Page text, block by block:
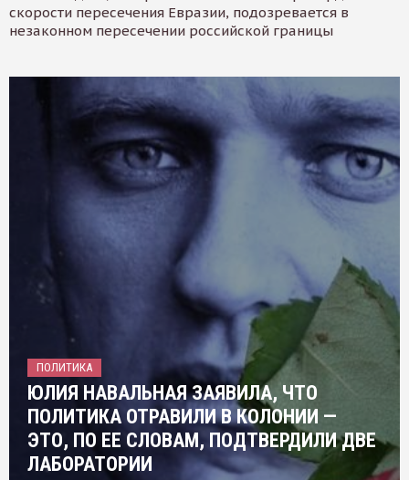
скорости пересечения Евразии, подозревается в
незаконном пересечении российской границы
ПОЛИТИКА
ЮЛИЯ НАВАЛЬНАЯ ЗАЯВИЛА, ЧТО
ПОЛИТИКА ОТРАВИЛИ В КОЛОНИИ —
ЭТО, ПО ЕЕ СЛОВАМ, ПОДТВЕРДИЛИ ДВЕ
ЛАБОРАТОРИИ